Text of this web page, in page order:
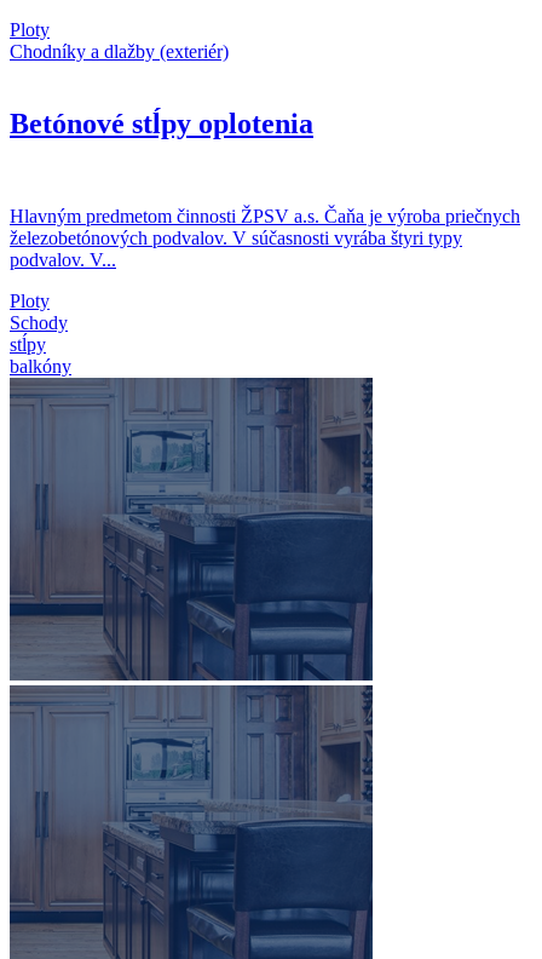
Ploty
Chodníky a dlažby (exteriér)
Betónové stĺpy oplotenia
Hlavným predmetom činnosti ŽPSV a.s. Čaňa je výroba priečnych
železobetónových podvalov. V súčasnosti vyrába štyri typy
podvalov. V...
Ploty
Schody
stĺpy
balkóny